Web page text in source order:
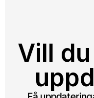
Vill